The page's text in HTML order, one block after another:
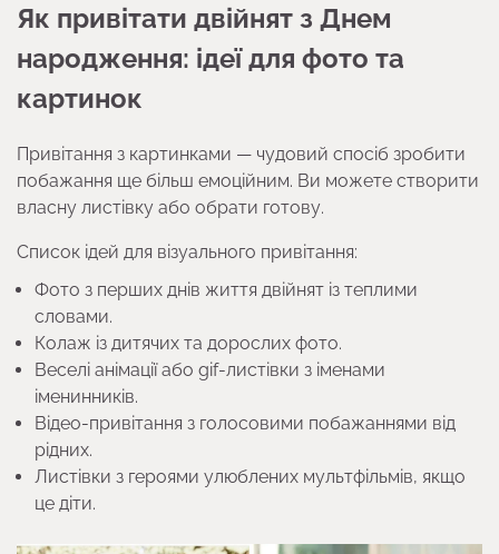
Як привітати двійнят з Днем
народження: ідеї для фото та
картинок
Привітання з картинками — чудовий спосіб зробити
побажання ще більш емоційним. Ви можете створити
власну листівку або обрати готову.
Список ідей для візуального привітання:
Фото з перших днів життя двійнят із теплими
словами.
Колаж із дитячих та дорослих фото.
Веселі анімації або gif-листівки з іменами
іменинників.
Відео-привітання з голосовими побажаннями від
рідних.
Листівки з героями улюблених мультфільмів, якщо
це діти.